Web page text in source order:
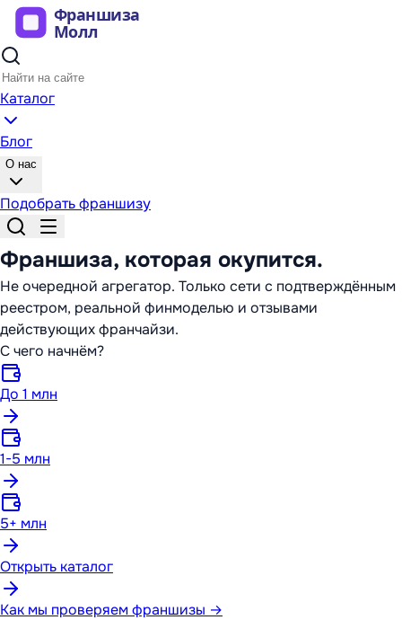
Каталог
Блог
О нас
Подобрать франшизу
Франшиза, которая окупится.
Не очередной агрегатор. Только сети с подтверждённым
реестром, реальной финмоделью и отзывами
действующих франчайзи.
С чего начнём?
До 1 млн
1-5 млн
5+ млн
Открыть каталог
Как мы проверяем франшизы →